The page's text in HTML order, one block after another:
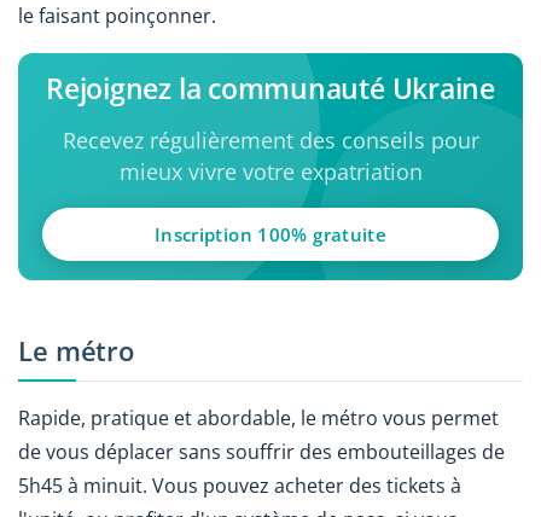
le faisant poinçonner.
Rejoignez la communauté Ukraine
Recevez régulièrement des conseils pour
mieux vivre votre expatriation
Inscription 100% gratuite
Le métro
Rapide, pratique et abordable, le métro vous permet
de vous déplacer sans souffrir des embouteillages de
5h45 à minuit. Vous pouvez acheter des tickets à